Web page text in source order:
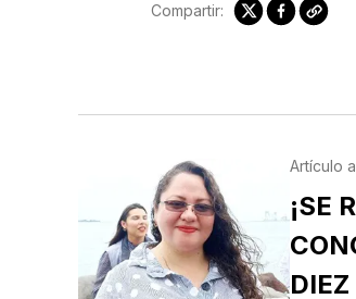
Compartir:
Artículo
¡SE